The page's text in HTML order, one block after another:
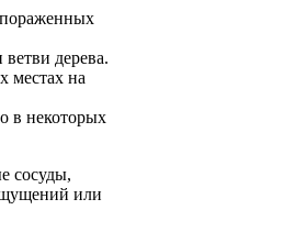
дерева.
местах на
в некоторых
сосуды,
или